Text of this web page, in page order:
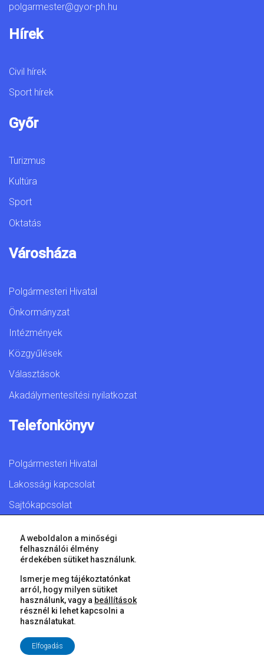
polgarmester@gyor-ph.hu
Hírek
Civil hírek
Sport hírek
Győr
Turizmus
Kultúra
Sport
Oktatás
Városháza
Polgármesteri Hivatal
Önkormányzat
Intézmények
Közgyűlések
Választások
Akadálymentesítési nyilatkozat
Telefonkönyv
Polgármesteri Hivatal
Lakossági kapcsolat
Sajtókapcsolat
© 2026 Győr Megyei Jogú Város • Minden jog fenntartva!
A weboldalon a minőségi
felhasználói élmény
érdekében sütiket használunk.
Ismerje meg tájékoztatónkat
arról, hogy milyen sütiket
használunk, vagy a beállítások
résznél ki lehet kapcsolni a
használatukat.
Elfogadás